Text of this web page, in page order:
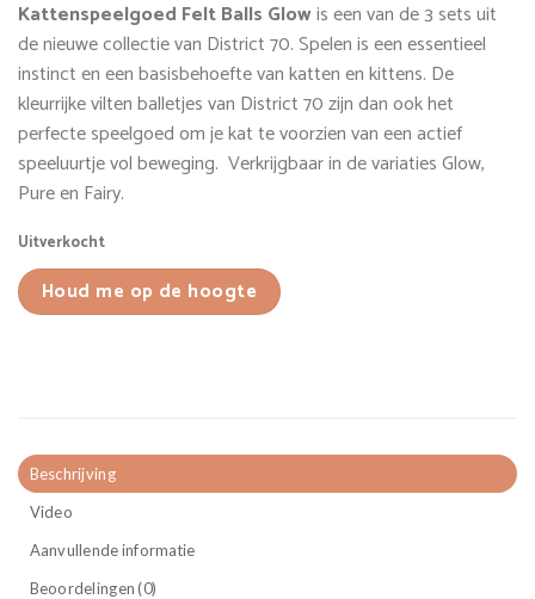
Kattenspeelgoed Felt Balls Glowis een van de 3 sets uit
de nieuwe collectie van District 70. Spelen is een essentieel
instinct en een basisbehoefte van katten en kittens. De
kleurrijke vilten balletjes van District 70 zijn dan ook het
perfecte speelgoed om je kat te voorzien van een actief
speeluurtje vol beweging. Verkrijgbaar in de variaties Glow,
Pure en Fairy.
Uitverkocht
Houd me op de hoogte
Beschrijving
Video
Aanvullende informatie
Beoordelingen (0)